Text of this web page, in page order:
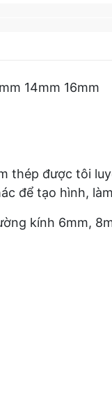
14mm 16mm
thép được tôi
để tạo hình,
kính 6mm,